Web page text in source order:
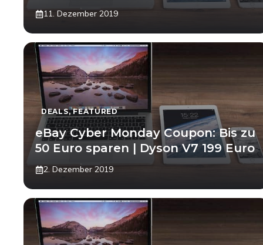
11. Dezember 2019
DEALS,FEATURED
eBay Cyber Monday Coupon: Bis zu
50 Euro sparen | Dyson V7 199 Euro
2. Dezember 2019